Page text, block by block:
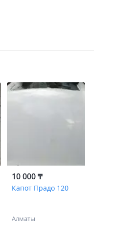
10 000 ₸
Капот Прадо 120
Алматы